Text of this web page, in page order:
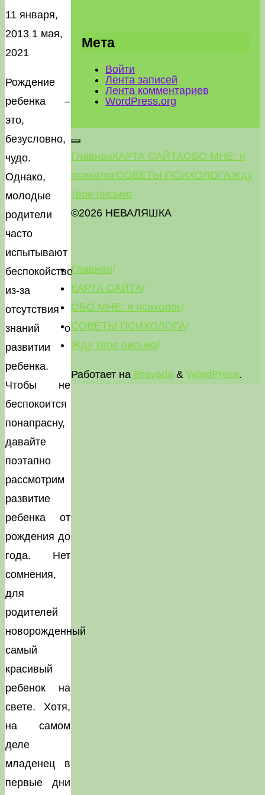
11 января,
2013 1 мая,
2021
Рождение
ребенка –
это,
безусловно,
чудо.
Однако,
молодые
родители
часто
испытывают
беспокойство
из-за
отсутствия
знаний о
развитии
ребенка.
Чтобы не
беспокоится
понапрасну,
давайте
поэтапно
рассмотрим
развитие
ребенка от
рождения до
года. Нет
сомнения,
для
родителей
новорожденный
самый
красивый
ребенок на
свете. Хотя,
на самом
деле
младенец в
первые дни
Мета
Войти
Лента записей
Лента комментариев
WordPress.org
ГлавнаяКАРТА САЙТАОБО МНЕ: я
психологСОВЕТЫ ПСИХОЛОГАЖду
твое письмо
©2026 НЕВАЛЯШКА
Главная/
КАРТА САЙТА/
ОБО МНЕ: я психолог/
СОВЕТЫ ПСИХОЛОГА/
Жду твое письмо/
Работает на Bravada & WordPress.